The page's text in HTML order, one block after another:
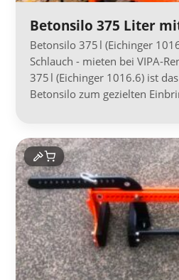
Betonsilo 375 Liter
Betonsilo 375 l (Eichinger
Schlauch - mieten bei VIPA-
375 l (Eichinger 1016.6) ist
Betonsilo zum gezielten